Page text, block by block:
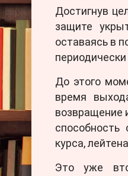
Достигнув
защите
оставаясь в
До этого
время
возвращение
курса,
Это уже